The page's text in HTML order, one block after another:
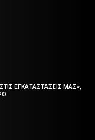
ΕΓΚΑΤΑΣΤΑΣΕΙΣ ΜΑΣ»,